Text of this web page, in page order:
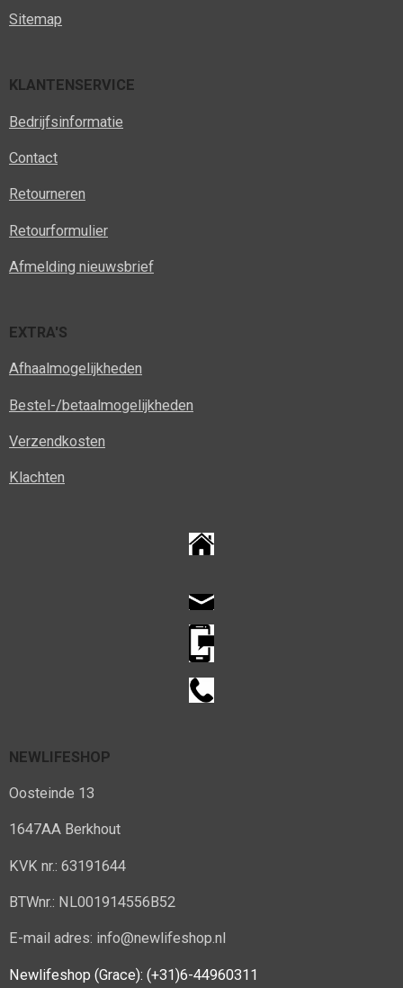
Sitemap
KLANTENSERVICE
Bedrijfsinformatie
Contact
Retourneren
Retourformulier
Afmelding nieuwsbrief
EXTRA'S
Afhaalmogelijkheden
Bestel-/betaalmogelijkheden
Verzendkosten
Klachten
NEWLIFESHOP
Oosteinde 13
1647AA Berkhout
KVK nr.: 63191644
BTWnr.: NL001914556B52
E-mail adres: info@newlifeshop.nl
Newlifeshop (Grace): (+31)6-44960311